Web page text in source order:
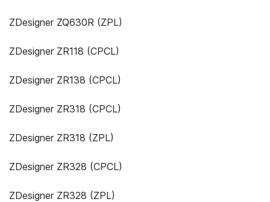
ZDesigner ZQ630R (ZPL)
ZDesigner ZR118 (CPCL)
ZDesigner ZR138 (CPCL)
ZDesigner ZR318 (CPCL)
ZDesigner ZR318 (ZPL)
ZDesigner ZR328 (CPCL)
ZDesigner ZR328 (ZPL)